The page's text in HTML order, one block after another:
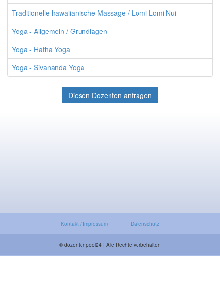
Traditionelle hawaiianische Massage / Lomi Lomi Nui
Yoga - Allgemein / Grundlagen
Yoga - Hatha Yoga
Yoga - Sivananda Yoga
Diesen Dozenten anfragen
Kontakt / Impressum Datenschutz
© dozentenpool24 | Alle Rechte vorbehalten